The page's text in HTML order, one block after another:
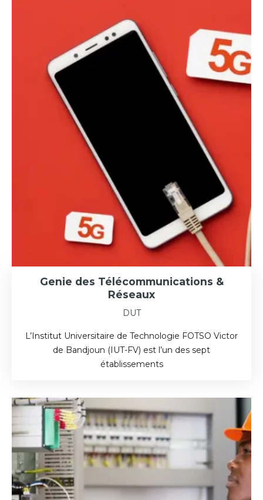
Genie des Télécommunications &
Réseaux
DUT
L’Institut Universitaire de Technologie FOTSO Victor
de Bandjoun (IUT-FV) est l’un des sept
établissements